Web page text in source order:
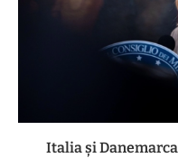
Italia și